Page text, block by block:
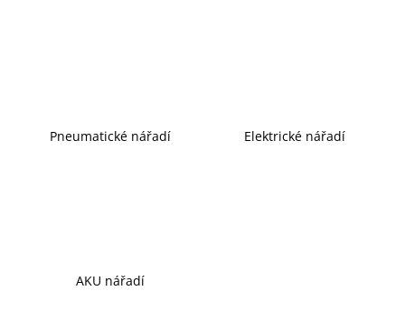
Pneumatické nářadí Elektrické nářadí
AKU nářadí